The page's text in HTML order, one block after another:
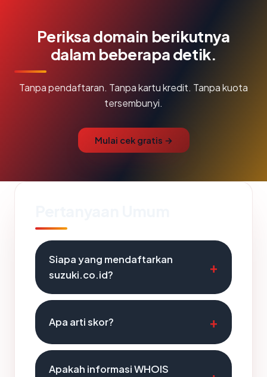
Periksa domain berikutnya
dalam beberapa detik.
Tanpa pendaftaran. Tanpa kartu kredit. Tanpa kuota
tersembunyi.
Mulai cek gratis →
Siapa yang mendaftarkan
suzuki.co.id?
Apa arti skor?
Apakah informasi WHOIS